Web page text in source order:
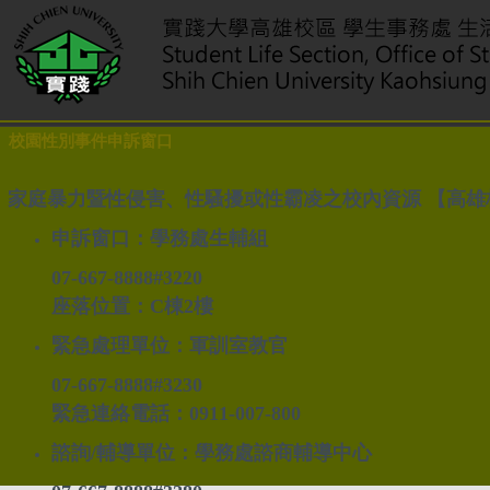
校園性別事件申訴窗口
家庭暴力暨性侵害、性騷擾或性霸凌之校內資源 【高
申訴窗口：學務處生輔組
07-667-8888#3220
座落位置：C棟2樓
緊急處理單位：軍訓室教官
07-667-8888#3230
緊急連絡電話：0911-007-800
諮詢/輔導單位：學務處諮商輔導中心